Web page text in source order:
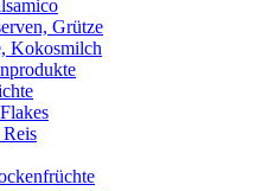
Grütze
Kokosmilch